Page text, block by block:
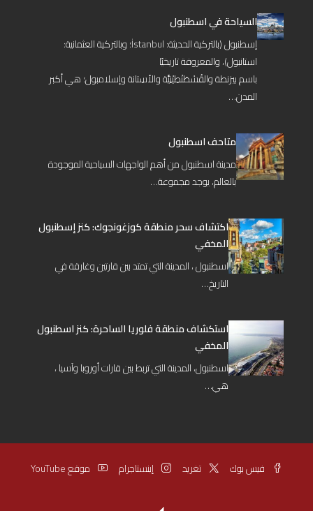
السياحة في اسطنبول
إسطنبول (بالتركية الحديثة: İstanbul؛ وبالتركية العثمانية:
استانبول)، والمعروفة تاريخيًا
باسم بيزنطة والقُسْطَنْطِيْنِيَّة والأسِتانة وإسلامبول؛ هي أكبر
المدن…
متاحف اسطنبول
مدينة اسطنبول من أهم الواجهات السياحية الموجودة
بالعالم، يوجد مجموعة…
اكتشاف سحر منطقة كوزغونجوك: كنز إسطنبول
المخفي
اسطنبول ، المدينة التي تمتد بين قارتين وغارقة في
التاريخ…
استكشاف منطقة فلوريا الساحرة: كنز اسطنبول
المخفي
اسطنبول، المدينة التي تربط بين قارات أوروبا وآسيا ،
هي…
فيس بوك تغريد إينستاجرام موقع YouTube